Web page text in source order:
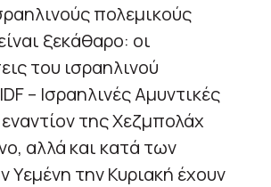
πολεμικούς
ξεκάθαρο: οι
του ισραηλινού
– Ισραηλινές Αμυντικές
της Χεζμπολάχ
αλλά και κατά των
Υεμένη την Κυριακή έχουν